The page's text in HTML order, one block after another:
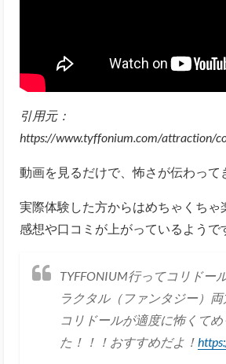
引用元：
https://www.tyffonium.com/attraction/
動画を見るだけで、怖さが伝わって
実際体験した方からはめちゃくちゃ
感想や口コミが上がっているようで
TYFFONIUM行ってコリドー
ラクタル（ファンタジー）両
コリドールが適度に怖くて
た！！！おすすめだよ！